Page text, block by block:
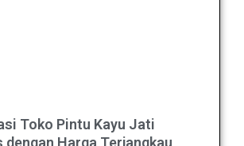
Toko Pintu Kayu Jati
dengan Harga Terjangkau